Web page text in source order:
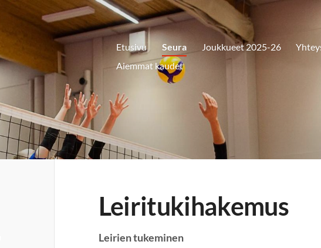
Etusivu Seura Joukkueet 2025-26
Aiemmat kaudet
Leiritukihakemus
Leirien tukeminen